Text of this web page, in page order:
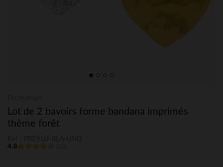
Lot de 2 bavoirs forme bandana imprimés
thème forêt
4.6